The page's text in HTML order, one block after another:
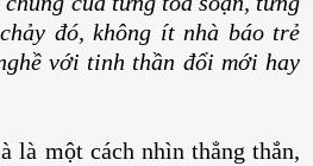
đó, không ít nhà báo trẻ
với tinh thần đổi mới hay
là một cách nhìn thẳng thắn,